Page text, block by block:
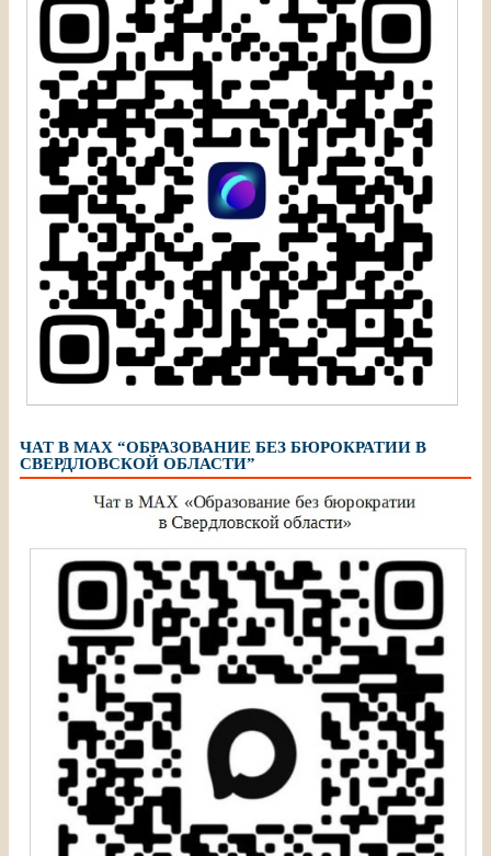
ЧАТ В МАХ “ОБРАЗОВАНИЕ БЕЗ БЮРОКРАТИИ В
СВЕРДЛОВСКОЙ ОБЛАСТИ”